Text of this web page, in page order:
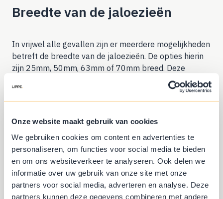
Onze website maakt gebruik van cookies
We gebruiken cookies om content en advertenties te
personaliseren, om functies voor social media te bieden
en om ons websiteverkeer te analyseren. Ook delen we
informatie over uw gebruik van onze site met onze
partners voor social media, adverteren en analyse. Deze
partners kunnen deze gegevens combineren met andere
Breedte van de jaloezieën
In vrijwel alle gevallen zijn er meerdere mogelijkheden
betreft de breedte van de jaloezieën. De opties hierin
zijn 25mm, 50mm, 63mm of 70mm breed. Deze
breedte heeft invloed op de diepte van de vensterbank
maar ook op de tussenruimtes. Hoe breder de
lamellen, hoe breder de tussenruimte. De bredere
een luxe uitstraling en is een stijlvolle toevoeging aan
elke ruimte in huis.